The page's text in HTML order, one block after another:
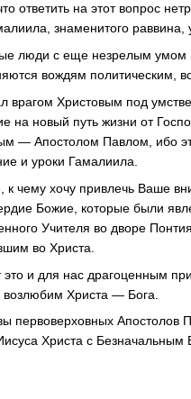
ответить на этот вопрос
знаменитого раввина,
люди с еще незрелым умом
вождям политическим,
врагом Христовым под
на новый путь жизни от
— Апостолом Павлом, ибо
и уроки Гамалиила.
к чему хочу привлечь Ваше
Божие, которые были
Учителя во дворе
во Христа.
это и для нас драгоценным
Христа — Бога.
первоверховных Апостолов
Христа с